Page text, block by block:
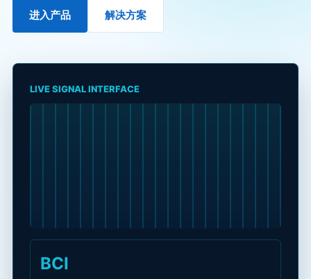
进入产品 解决方案
LIVE SIGNAL INTERFACE
BCI